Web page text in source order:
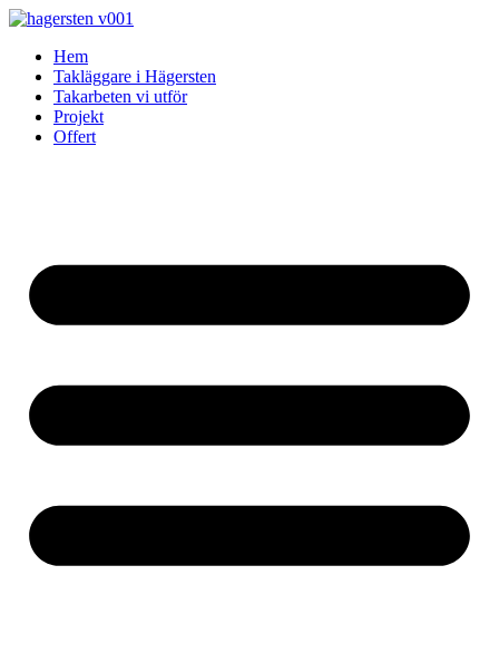
Skip
contentHem
Takläggare i Hägersten
Takarbeten vi utför
Projekt
Offert